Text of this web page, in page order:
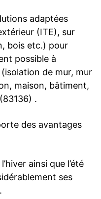
adaptées
(ITE), sur
bois etc.) pour
possible à
de mur, mur
maison, bâtiment,
.
des avantages
ainsi que l’été
ses